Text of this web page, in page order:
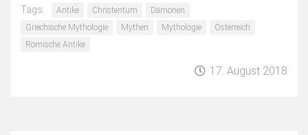
Tags: Antike Christentum
Dämonen
Griechische Mythologie
Mythen Mythologie
Österreich
Römische Antike
17. August 2018